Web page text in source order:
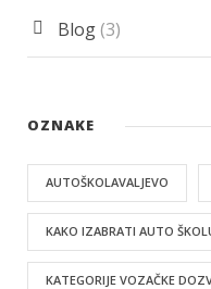
Blog(3)
OZNAKE
AUTOŠKOLAVALJEVO
KAKO IZABRATI AUTO
KATEGORIJE VOZAČKE